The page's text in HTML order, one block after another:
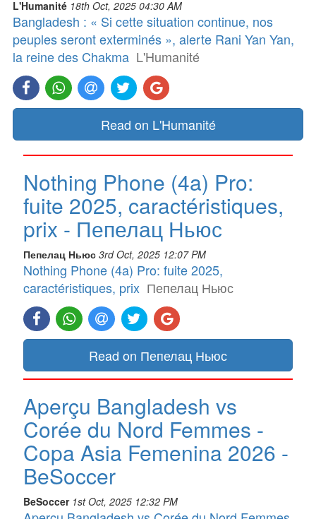
L'Humanité 18th Oct, 2025 04:30 AM
Bangladesh : « Si cette situation continue, nos
peuples seront exterminés », alerte Rani Yan Yan,
la reine des Chakma L'Humanité
Read on L'Humanité
Nothing Phone (4a) Pro:
fuite 2025, caractéristiques,
prix - Пепелац Ньюс
Пепелац Ньюс 3rd Oct, 2025 12:07 PM
Nothing Phone (4a) Pro: fuite 2025,
caractéristiques, prix Пепелац Ньюс
Read on Пепелац Ньюс
Aperçu Bangladesh vs
Corée du Nord Femmes -
Copa Asia Femenina 2026 -
BeSoccer
BeSoccer 1st Oct, 2025 12:32 PM